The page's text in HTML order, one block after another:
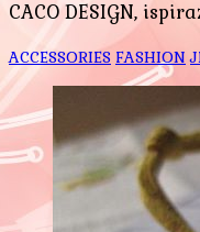
CACO DESIGN,
ACCESSORIES FASHION